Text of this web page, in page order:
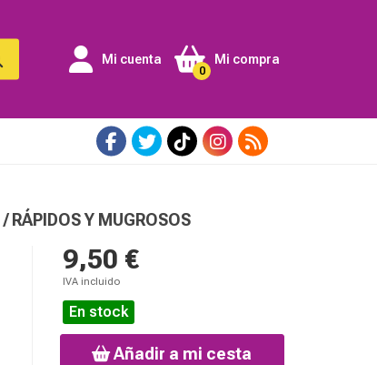
Mi cuenta Mi compra
0
/ RÁPIDOS Y MUGROSOS
9,50 €
IVA incluido
En stock
Añadir a mi cesta